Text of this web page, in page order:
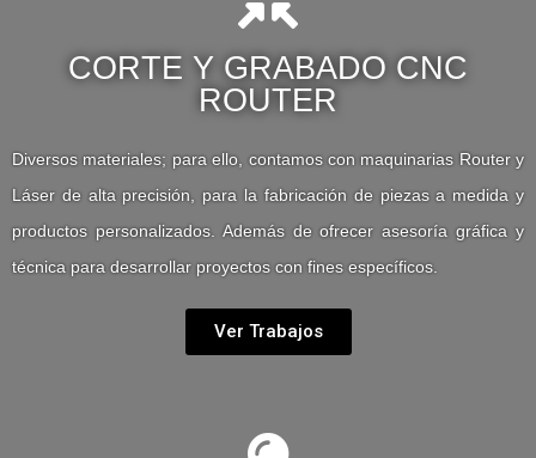
CORTE Y GRABADO CNC
ROUTER
Diversos materiales; para ello, contamos con maquinarias Router y
Láser de alta precisión, para la fabricación de piezas a medida y
productos personalizados. Además de ofrecer asesoría gráfica y
técnica para desarrollar proyectos con fines específicos.
Ver Trabajos